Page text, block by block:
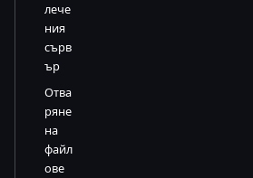
лече
ния
сърв
ър
Отва
ряне
на
файл
ове